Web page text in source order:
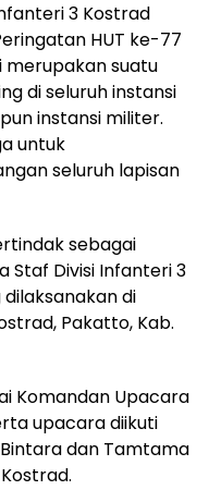
3 Kostrad
HUT ke-77
merupakan suatu
di seluruh instansi
instansi militer.
untuk
seluruh lapisan
sebagai
Staf Divisi Infanteri 3
dilaksanakan di
Pakatto, Kab.
Komandan Upacara
upacara diikuti
dan Tamtama